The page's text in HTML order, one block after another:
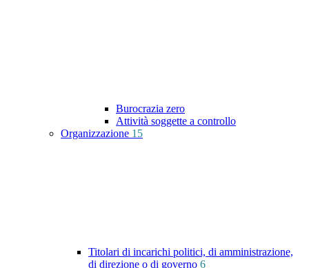
Burocrazia zero
Attività soggette a controllo
Organizzazione 15
Titolari di incarichi politici, di amministrazione,
di direzione o di governo 6